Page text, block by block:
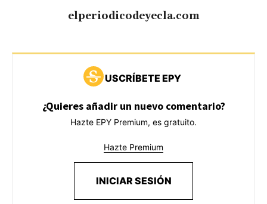
elperiodicodeyecla.com
USCRÍBETE EPY
¿Quieres añadir un nuevo comentario?
Hazte EPY Premium, es gratuito.
Hazte Premium
INICIAR SESIÓN